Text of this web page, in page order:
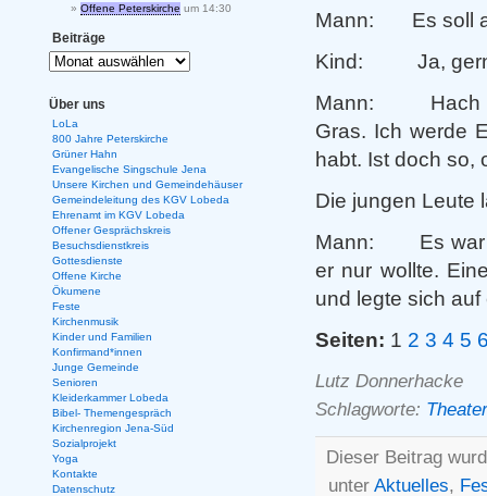
Mann: Es soll
Kind: Ja,
Mann: Hach
Gras. Ich werde
habt. Ist doch so,
Die jungen Leute
Mann: Es war
er nur wollte.
und legte sich
Seiten: 1 2 3 4 5
Lutz Donnerhacke
Schlagworte: Theater
Dieser Beitrag
unter Aktuelles,
Offene Peterskirche um 14:30
Beiträge
Über uns
LoLa
800 Jahre Peterskirche
Grüner Hahn
Evangelische Singschule Jena
Unsere Kirchen und Gemeindehäuser
Gemeindeleitung des KGV Lobeda
Ehrenamt im KGV Lobeda
Offener Gesprächskreis
Besuchsdienstkreis
Gottesdienste
Offene Kirche
Ökumene
Feste
Kirchenmusik
Kinder und Familien
Konfirmand*innen
Junge Gemeinde
Senioren
Kleiderkammer Lobeda
Bibel- Themengespräch
Kirchenregion Jena-Süd
Sozialprojekt
Yoga
Kontakte
Datenschutz